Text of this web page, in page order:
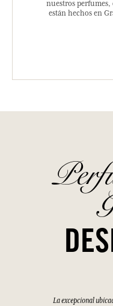
nuestros perfumes,
están hechos en
La excepcional